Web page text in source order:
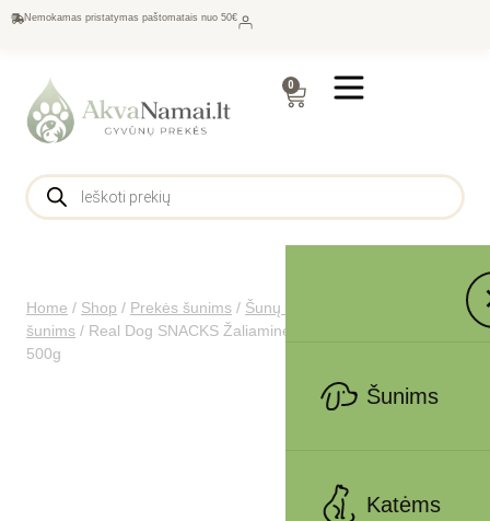
Nemokamas pristatymas paštomatais nuo 50€
0
Šunims
Katėms
Home / Shop / Prekės šunims / Šunų maistas
šunims / Real Dog SNACKS Žaliaminės odos ritinys su antiena
500g